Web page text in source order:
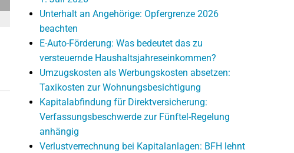
Unterhalt an Angehörige: Opfergrenze 2026
beachten
E-Auto-Förderung: Was bedeutet das zu
versteuernde Haushaltsjahreseinkommen?
Umzugskosten als Werbungskosten absetzen:
Taxikosten zur Wohnungsbesichtigung
Kapitalabfindung für Direktversicherung:
Verfassungsbeschwerde zur Fünftel-Regelung
anhängig
Verlustverrechnung bei Kapitalanlagen: BFH lehnt